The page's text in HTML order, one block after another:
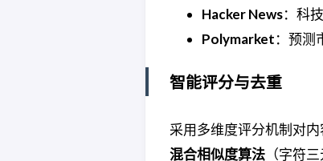
Hacker News：科
Polymarket：预测
智能评分与去重
采用多维度评分机制对
混合相似度算法 （字符